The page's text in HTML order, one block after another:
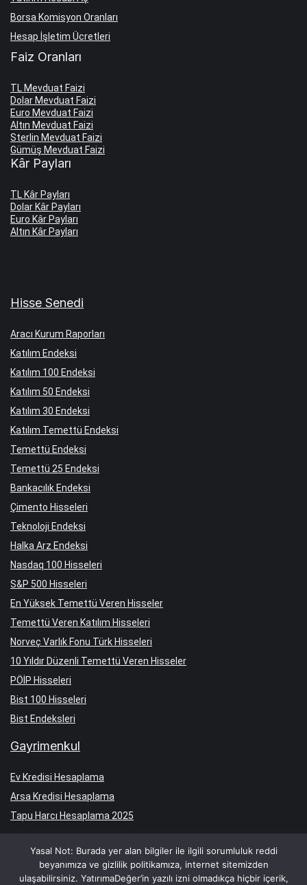
Borsa Komisyon Oranları
Hesap İşletim Ücretleri
Faiz Oranları
TL Mevduat Faizi
Dolar Mevduat Faizi
Euro Mevduat Faizi
Altın Mevduat Faizi
Sterlin Mevduat Faizi
Gümüş Mevduat Faizi
Kâr Payları
TL Kâr Payları
Dolar Kâr Payları
Euro Kâr Payları
Altın Kâr Payları
Hisse Senedi
Aracı Kurum Raporları
Katılım Endeksi
Katılım 100 Endeksi
Katılım 50 Endeksi
Katılım 30 Endeksi
Katılım Temettü Endeksi
Temettü Endeksi
Temettü 25 Endeksi
Bankacılık Endeksi
Çimento Hisseleri
Teknoloji Endeksi
Halka Arz Endeksi
Nasdaq 100 Hisseleri
S&P 500 Hisseleri
En Yüksek Temettü Veren Hisseler
Temettü Veren Katılım Hisseleri
Norveç Varlık Fonu Türk Hisseleri
10 Yıldır Düzenli Temettü Veren Hisseler
PÖİP Hisseleri
Bist 100 Hisseleri
Bist Endeksleri
Gayrimenkul
Ev Kredisi Hesaplama
Arsa Kredisi Hesaplama
Tapu Harcı Hesaplama 2025
Yasal Not: Burada yer alan bilgiler ile ilgili sorumluluk reddi
beyanımıza ve gizlilik politikamıza, internet sitemizden
ulaşabilirsiniz. YatırımaDeğer’in yazılı izni olmadıkça hiçbir içerik,